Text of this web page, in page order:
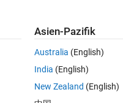
Bradley
am 25 Feb.
Asien-Pazifik
Australia (English)
India (English)
New Zealand (English)